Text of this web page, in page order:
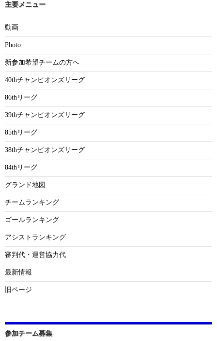
主要メニュー
動画
Photo
新参加希望チームの方へ
40thチャンピオンズリーグ
86thリーグ
39thチャンピオンズリーグ
85thリーグ
38thチャンピオンズリーグ
84thリーグ
グランド地図
チームランキング
ゴールランキング
アシストランキング
審判代・運営協力代
最新情報
旧ページ
参加チーム募集